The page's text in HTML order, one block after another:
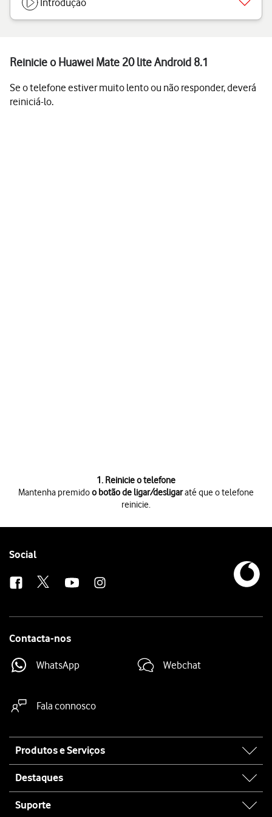
Introdução
Reinicie o Huawei Mate 20 lite Android 8.1
Se o telefone estiver muito lento ou não responder, deverá
reiniciá-lo.
1. Reinicie o telefone
Mantenha premidoo botão de ligar/desligaraté que o telefone
reinicie.
Follow
Social
Contacta-nos
WhatsApp Webchat
Fala connosco
map
Produtos e Serviços
Destaques
Suporte